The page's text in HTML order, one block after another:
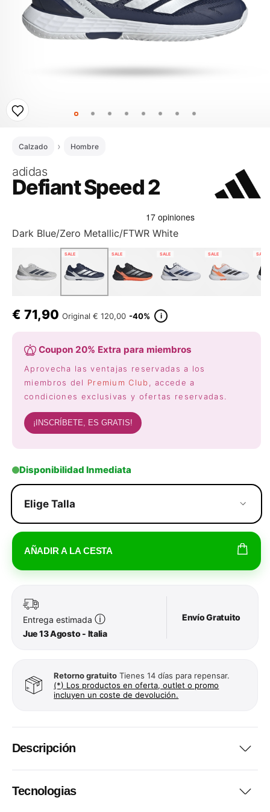
Calzado Hombre
adidas
Defiant Speed 2
Dark Blue/Zero Metallic/FTWR White
SALE SALE SALE SALE SALE
€ 71,90 Original € 120,00 -40% i
Coupon 20% Extra para miembros
Aprovecha las ventajas reservadas a los
miembros del Premium Club, accede a
condiciones exclusivas y ofertas reservadas.
¡INSCRÍBETE, ES GRATIS!
Disponibilidad Inmediata
Elige Talla
AÑADIR A LA CESTA
Entrega estimada ⓘ
Jue 13 Agosto - Italia
Envío Gratuito
Retorno gratuito Tienes 14 días para repensar.
(*) Los productos en oferta, outlet o promo
incluyen un coste de devolución.
Descripción
Tecnologias